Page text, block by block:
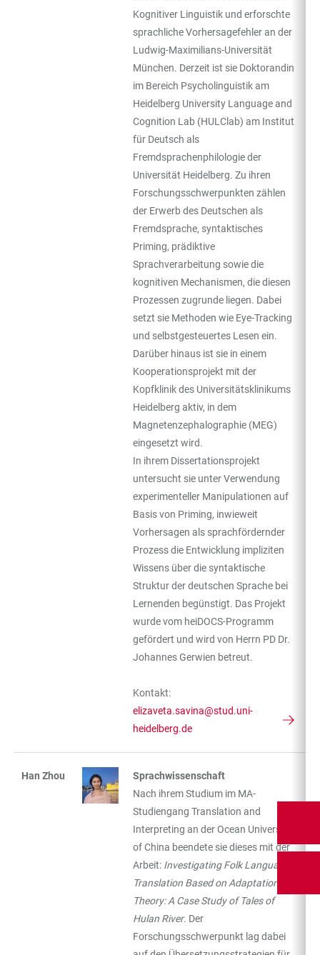
Kognitiver Linguistik und erforschte
sprachliche Vorhersagefehler an der
Ludwig-Maximilians-Universität
München. Derzeit ist sie Doktorandin
im Bereich Psycholinguistik am
Heidelberg University Language and
Cognition Lab (HULClab) am Institut
für Deutsch als
Fremdsprachenphilologie der
Universität Heidelberg. Zu ihren
Forschungsschwerpunkten zählen
der Erwerb des Deutschen als
Fremdsprache, syntaktisches
Priming, prädiktive
Sprachverarbeitung sowie die
kognitiven Mechanismen, die diesen
Prozessen zugrunde liegen. Dabei
setzt sie Methoden wie Eye-Tracking
und selbstgesteuertes Lesen ein.
Darüber hinaus ist sie in einem
Kooperationsprojekt mit der
Kopfklinik des Universitätsklinikums
Heidelberg aktiv, in dem
Magnetenzephalographie (MEG)
eingesetzt wird.
In ihrem Dissertationsprojekt
untersucht sie unter Verwendung
experimenteller Manipulationen auf
Basis von Priming, inwieweit
Vorhersagen als sprachfördernder
Prozess die Entwicklung impliziten
Wissens über die syntaktische
Struktur der deutschen Sprache bei
Lernenden begünstigt. Das Projekt
wurde vom heiDOCS-Programm
gefördert und wird von Herrn PD Dr.
Johannes Gerwien betreut.
Kontakt:
elizaveta.savina@stud.uni-
heidelberg.de
Han Zhou
Sprachwissenschaft
Nach ihrem Studium im MA-
Studiengang Translation and
Interpreting an der Ocean University
of China beendete sie dieses mit der
Arbeit: Investigating Folk Language
Translation Based on Adaptation
Theory: A Case Study of Tales of
Hulan River. Der
Forschungsschwerpunkt lag dabei